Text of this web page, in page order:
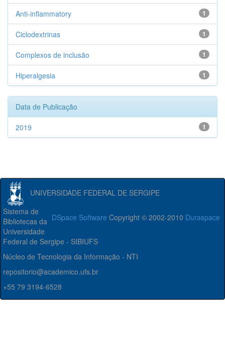
1
Anti-inflammatory
1
Ciclodextrinas
1
Complexos de inclusão
1
Hiperalgesia
Data de Publicação
1
2019
UNIVERSIDADE FEDERAL DE SERGIPE
DSpace Software Copyright © 2002-2010 Duraspace
Sistema de
Bibliotecas da
Universidade
Federal de Sergipe - SIBIUFS
Núcleo de Tecnologia da Informação - NTI
repositorio@academico.ufs.br
+55 79 3194-6528